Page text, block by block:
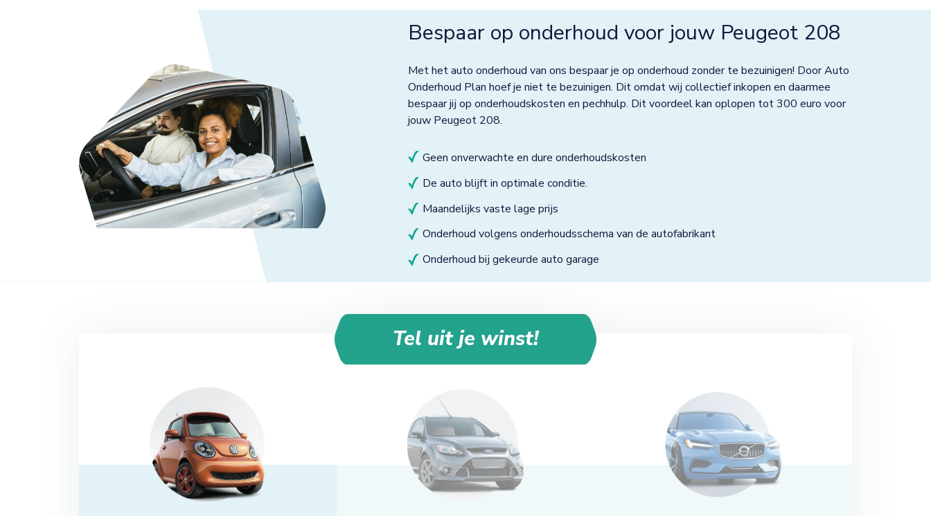
Bespaar op onderhoud voor jouw Peugeot 208
Met het auto onderhoud van ons bespaar je op onderhoud zonder te bezuinigen! Door Auto
Onderhoud Plan hoef je niet te bezuinigen. Dit omdat wij collectief inkopen en daarmee
bespaar jij op onderhoudskosten en pechhulp. Dit voordeel kan oplopen tot 300 euro voor
jouw Peugeot 208.
Geen onverwachte en dure onderhoudskosten
De auto blijft in optimale conditie.
Maandelijks vaste lage prijs
Onderhoud volgens onderhoudsschema van de autofabrikant
Onderhoud bij gekeurde auto garage
Tel uit je winst!